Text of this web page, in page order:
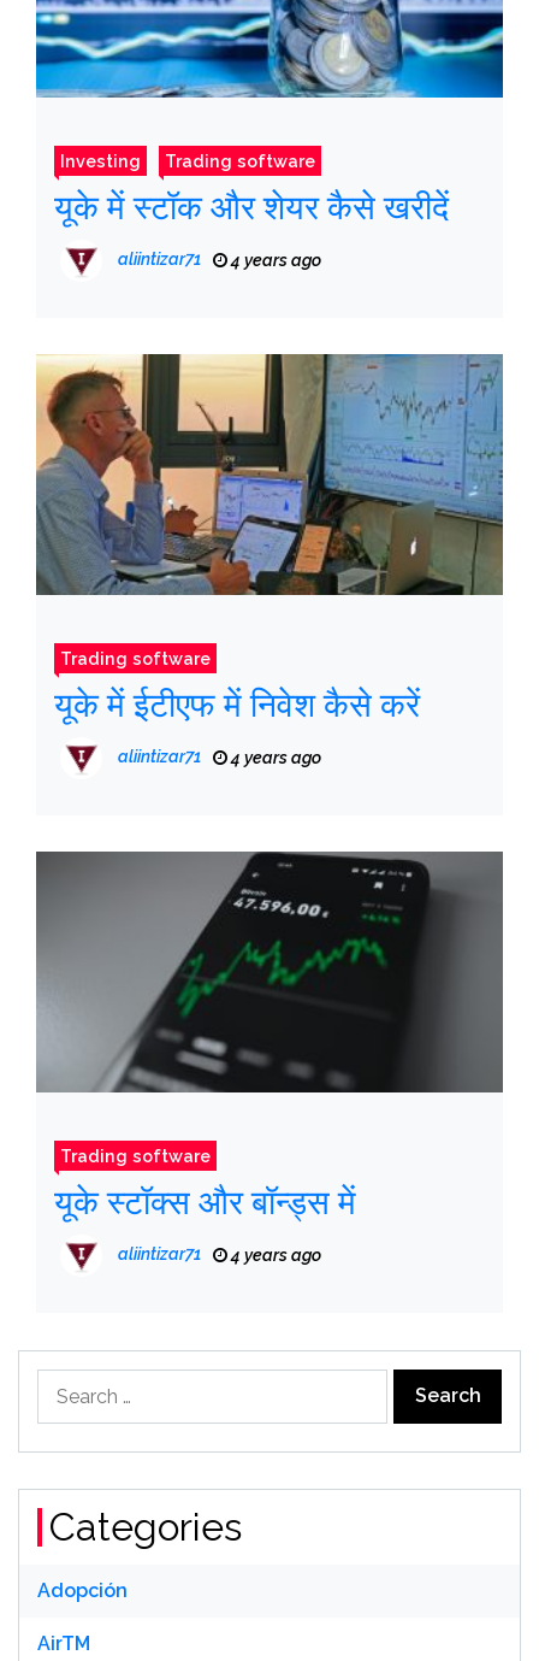
Investing Trading software
यूके में स्टॉक और शेयर कैसे खरीदें
aliintizar71 4 years ago
Trading software
यूके में ईटीएफ में निवेश कैसे करें
aliintizar71 4 years ago
Trading software
यूके स्टॉक्स और बॉन्ड्स में
aliintizar71 4 years ago
for:
Categories
Adopción
AirTM